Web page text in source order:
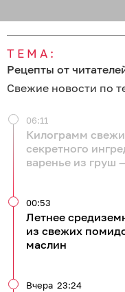
ТЕМА:
Рецепты от
Свежие новости по
Килограмм
секретного
варенье из груш
06:11
Летнее
из свежих
маслин
00:53
Вчера 23:24